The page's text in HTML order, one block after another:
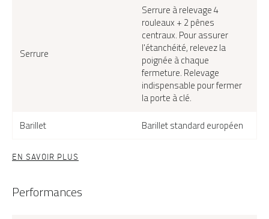
Nagano face extérieure, couleur gris Ral 7047
Serrure
Serrure à relevage 4
rouleaux + 2 pênes
centraux. Pour assurer
l'étanchéité, relevez la
poignée à chaque
fermeture. Relevage
indispensable pour fermer
la porte à clé.
Barillet
Barillet standard européen
EN SAVOIR PLUS
Performances